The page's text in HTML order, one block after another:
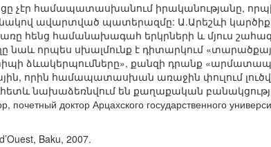
չէր համապատասխանում իրականությանը,
ավարտված պատերազմը: Ա.Արեշևի
հենց համանախագահ երկրների և մյուս
նաև որպես սխալմունք է դիտարկում
ձևակերպումները», քանզի դրանք
որին համապատասխան առաջին փուլում
նախաձեռնվում են քաղաքական
почетный доктор Арцахского государственного
Baku, 2007.